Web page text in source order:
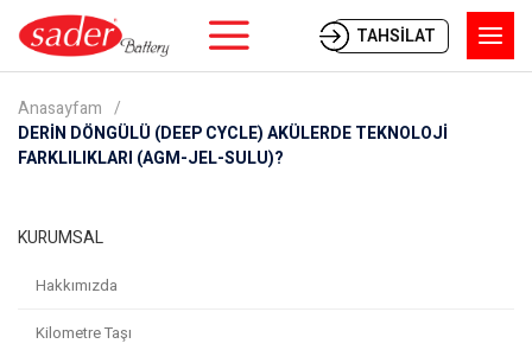
TAHSİLAT
Anasayfam
DERİN DÖNGÜLÜ (DEEP CYCLE) AKÜLERDE TEKNOLOJİ
FARKLILIKLARI (AGM-JEL-SULU)?
KURUMSAL
Hakkımızda
Kilometre Taşı